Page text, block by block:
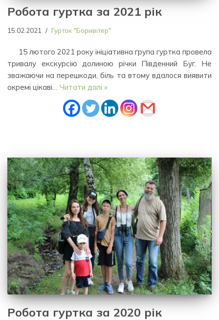
Робота гуртка за 2021 рік
15.02.2021 Гурток "Боривітер"
15 лютого 2021 року ініціативна група гуртка провела
тривалу екскурсію долиною річки Південний Буг. Не
зважаючи на перешкоди, біль та втому вдалося виявити
окремі цікаві… Читати далі »
Робота гуртка за 2020 рік